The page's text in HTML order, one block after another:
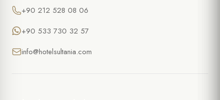
+90 212 528 08 06
+90 533 730 32 57
info@hotelsultania.com